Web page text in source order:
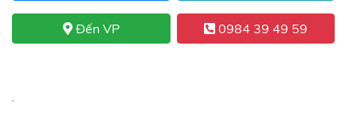
Đến VP 0984 39 49 59
.